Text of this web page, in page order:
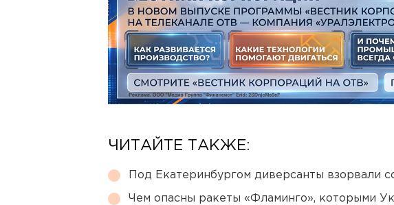
ЧИТАЙТЕ ТАКЖЕ:
Под Екатеринбургом диверсанты взорвали
Чем опасны ракеты «Фламинго», которыми